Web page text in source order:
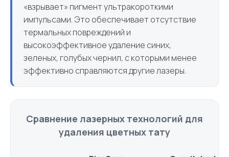
«взрывает» пигмент ультракороткими
импульсами. Это обеспечивает отсутствие
термальных повреждений и
высокоэффективное удаление синих,
зеленых, голубых чернил, с которыми менее
эффективно справляются другие лазеры.
Сравнение лазерных технологий для
удаления цветных тату